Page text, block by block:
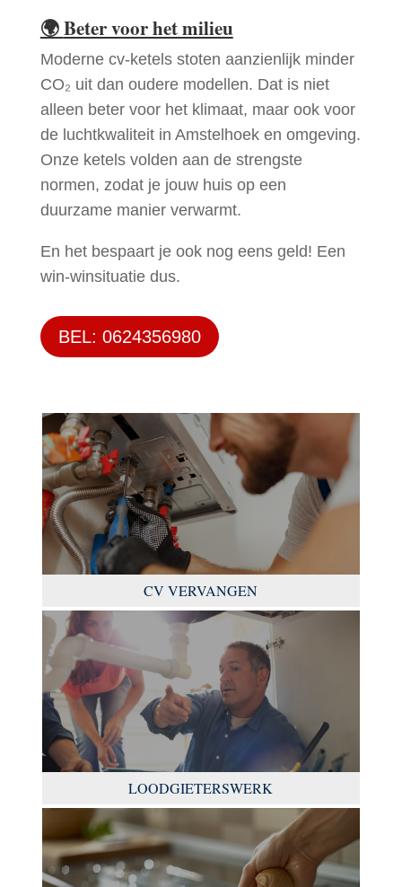
🌍Beter voor het milieu
Moderne cv-ketels stoten aanzienlijk minder
CO₂ uit dan oudere modellen. Dat is niet
alleen beter voor het klimaat, maar ook voor
de luchtkwaliteit in Amstelhoek en omgeving.
Onze ketels volden aan de strengste
normen, zodat je jouw huis op een
duurzame manier verwarmt.
En het bespaart je ook nog eens geld! Een
win-winsituatie dus.
BEL: 0624356980
CV VERVANGEN
LOODGIETERSWERK